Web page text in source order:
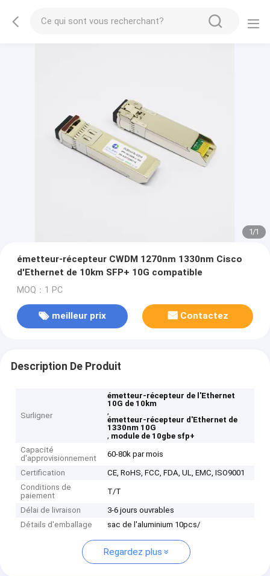
1/1
émetteur-récepteur CWDM 1270nm 1330nm Cisco
d'Ethernet de 10km SFP+ 10G compatible
MOQ：1 PC
meilleur prix Contactez
Description De Produit
Surligner
émetteur-récepteur de l'Ethernet
10G de 10km
,
émetteur-récepteur d'Ethernet de
1330nm 10G
, module de 10gbe sfp+
Capacité
d'approvisionnement
60-80k par mois
Certification
CE, RoHS, FCC, FDA, UL, EMC, ISO9001
Conditions de
paiement
T/T
Délai de livraison
3-6 jours ouvrables
Détails d'emballage
sac de l'aluminium 10pcs/
Regardez plus